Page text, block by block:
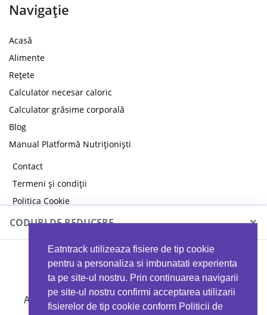
Eatntrack utilizeaza fisiere de tip cookie
pentru a personaliza si imbunatati experienta
ta pe site-ul nostru. Prin continuarea navigarii
pe site-ul nostru confirmi acceptarea utilizarii
fisierelor de tip cookie conform Politicii de
Navigație
Acasă
Alimente
Rețete
Calculator necesar caloric
Calculator grăsime corporală
Blog
Manual Platformă Nutriționiști
Contact
Termeni și condiții
Politica Cookie
Politica de confidențialitate
CODURI DE REDUCERE ×
MYPROTEIN
Ai 40%reducere la orice comandă folosind codul